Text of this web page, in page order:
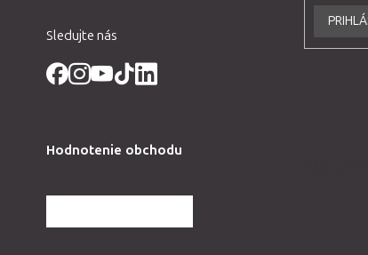
Sledujte nás
Hodnotenie obchodu